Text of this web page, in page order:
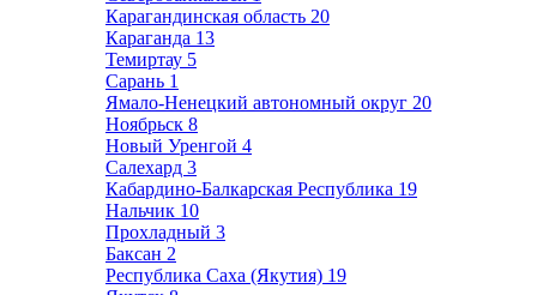
Карагандинская область 20
Караганда 13
Темиртау 5
Сарань 1
Ямало-Ненецкий автономный округ 20
Ноябрьск 8
Новый Уренгой 4
Салехард 3
Кабардино-Балкарская Республика 19
Нальчик 10
Прохладный 3
Баксан 2
Республика Саха (Якутия) 19